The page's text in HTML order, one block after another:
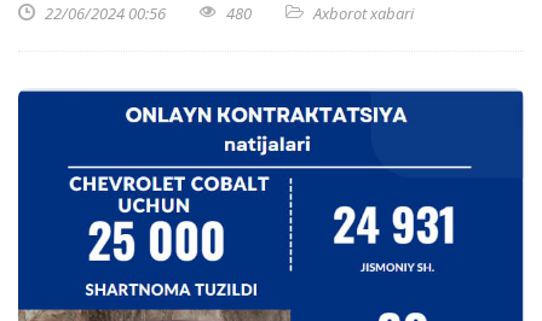
22/06/2024 00:56 480 Axborot xabari